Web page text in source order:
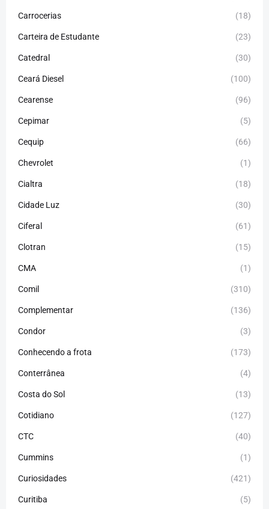
Carrocerias (18)
Carteira de Estudante (23)
Catedral (30)
Ceará Diesel (100)
Cearense (96)
Cepimar (5)
Cequip (66)
Chevrolet (1)
Cialtra (18)
Cidade Luz (30)
Ciferal (61)
Clotran (15)
CMA (1)
Comil (310)
Complementar (136)
Condor (3)
Conhecendo a frota (173)
Conterrânea (4)
Costa do Sol (13)
Cotidiano (127)
CTC (40)
Cummins (1)
Curiosidades (421)
Curitiba (5)